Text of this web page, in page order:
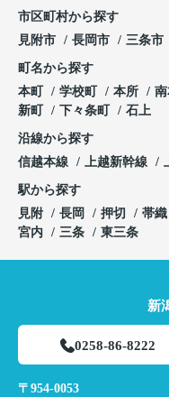
市区町村から探す
見附市
長岡市 三条市
町名から探す
本町
学校町 本所 南
新町
下々条町 石上
沿線から探す
信越本線
上越新幹線
駅から探す
見附
長岡 押切 帯織
宮内
三条 東三条
新
0258-86-8222
〒954-0053